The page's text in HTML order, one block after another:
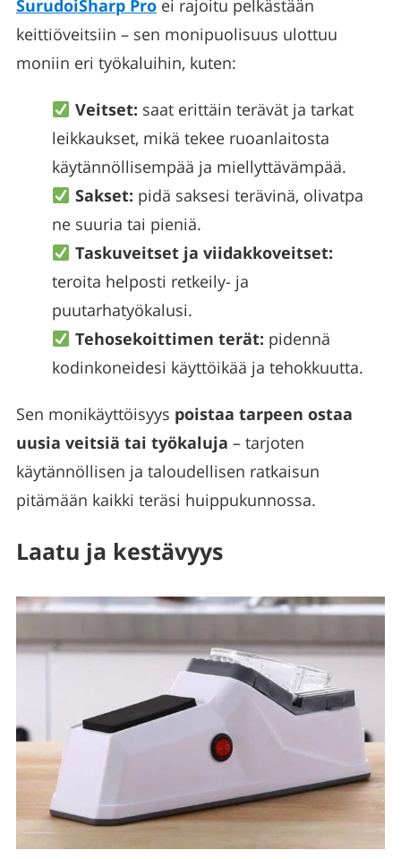
SurudoiSharp Pro ei rajoitu pelkästään
keittiöveitsiin – sen monipuolisuus ulottuu
moniin eri työkaluihin, kuten:
Veitset: saat erittäin terävät ja tarkat
leikkaukset, mikä tekee ruoanlaitosta
käytännöllisempää ja miellyttävämpää.
Sakset: pidä saksesi terävinä, olivatpa
ne suuria tai pieniä.
Taskuveitset ja viidakkoveitset:
teroita helposti retkeily- ja
puutarhatyökalusi.
Tehosekoittimen terät: pidennä
kodinkoneidesi käyttöikää ja tehokkuutta.
Sen monikäyttöisyys poistaa tarpeen ostaa
uusia veitsiä tai työkaluja – tarjoten
käytännöllisen ja taloudellisen ratkaisun
pitämään kaikki teräsi huippukunnossa.
Laatu ja kestävyys